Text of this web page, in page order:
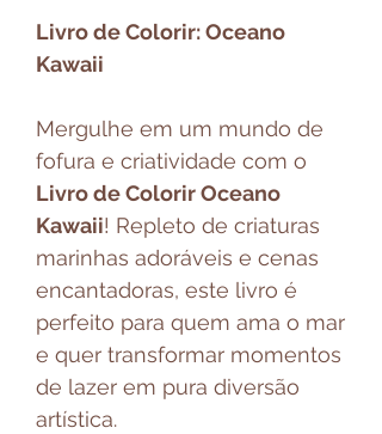
Livro de Colorir: Oceano
Kawaii
Mergulhe em um mundo de
fofura e criatividade com o
Livro de Colorir Oceano
Kawaii! Repleto de criaturas
marinhas adoráveis e cenas
encantadoras, este livro é
perfeito para quem ama o mar
e quer transformar momentos
de lazer em pura diversão
artística.